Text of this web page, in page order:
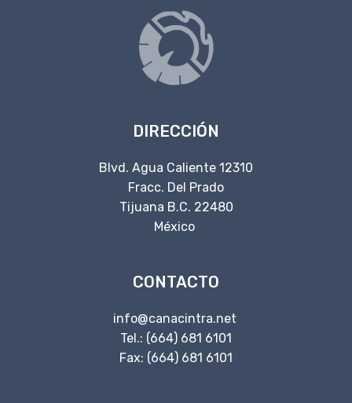
DIRECCIÓN
Blvd. Agua Caliente 12310
Fracc. Del Prado
Tijuana B.C. 22480
México
CONTACTO
info@canacintra.net
Tel.: (664) 681 6101
Fax: (664) 681 6101